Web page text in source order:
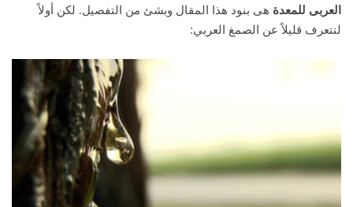
العربى للمعدة هى بنود هذا المقال وبشئ من التفصيل. لكن أولاً
لنتعرف قليلاً عن الصمغ العربي: